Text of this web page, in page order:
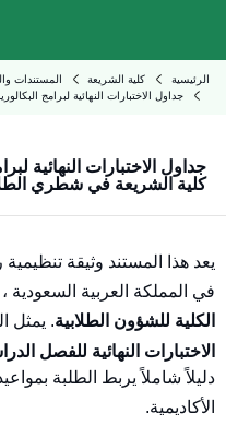
الرئيسية كلية الشريعة
المستندات
جداول الاختبارات النهائية لبرامج
جداول الاختبارات النهائية
كلية الشريعة في شطري
يعد هذا المستند وثيقة
في المملكة العربية السعودية
الكلية للشؤون الطلابية. يمثل
الاختبارات النهائية للفصل
دليلاً شاملاً يربط الطلبة
الأكاديمية.